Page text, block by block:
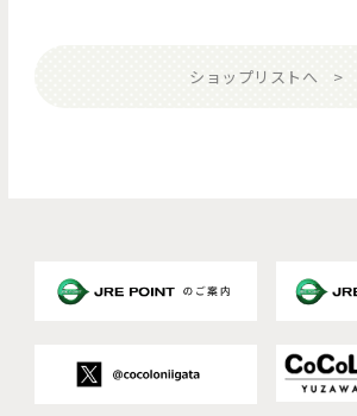
ショップリストへ